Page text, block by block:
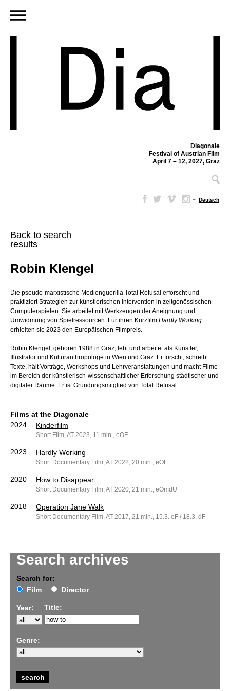
Diagonale
Festival of Austrian Film
April 7 – 12, 2027, Graz
– Deutsch
Back to search
results
Search archives
Search for:
Film
Director
Year: Title:
Genre:
Robin Klengel
Die pseudo-marxistische Medienguerilla Total Refusal erforscht und
praktiziert Strategien zur künstlerischen Intervention in zeitgenössischen
Computerspielen. Sie arbeitet mit Werkzeugen der Aneignung und
Umwidmung von Spielressourcen. Für ihren Kurzfilm Hardly Working
erhielten sie 2023 den Europäischen Filmpreis.
Robin Klengel, geboren 1988 in Graz, lebt und arbeitet als Künstler,
Illustrator und Kulturanthropologe in Wien und Graz. Er forscht, schreibt
Texte, hält Vorträge, Workshops und Lehrveranstaltungen und macht Filme
im Bereich der künstlerisch-wissenschaftlicher Erforschung städtischer und
digitaler Räume. Er ist Gründungsmitglied von Total Refusal.
Films at the Diagonale
2024
Kinderfilm
Short Film, AT 2023, 11 min., eOF
2023 Hardly Working
Short Documentary Film, AT 2022, 20 min., eOF
2020 How to Disappear
Short Documentary Film, AT 2020, 21 min., eOmdU
2018 Operation Jane Walk
Short Documentary Film, AT 2017, 21 min., 15.3. eF / 18.3. dF